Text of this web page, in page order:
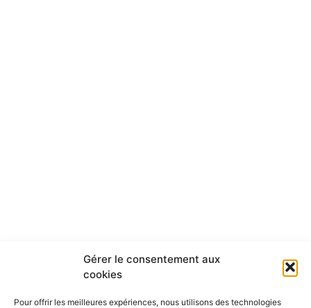
Gérer le consentement aux
cookies
Pour offrir les meilleures expériences, nous utilisons des technologies
Les établissements membres